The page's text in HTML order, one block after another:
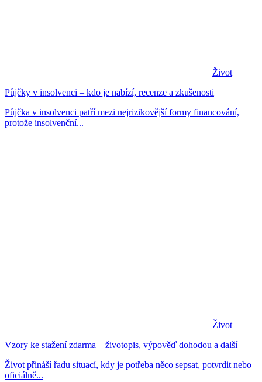
Život
Půjčky v insolvenci – kdo je nabízí, recenze a zkušenosti
Půjčka v insolvenci patří mezi nejrizikovější formy financování,
protože insolvenční...
Život
Vzory ke stažení zdarma – životopis, výpověď dohodou a další
Život přináší řadu situací, kdy je potřeba něco sepsat, potvrdit nebo
oficiálně...